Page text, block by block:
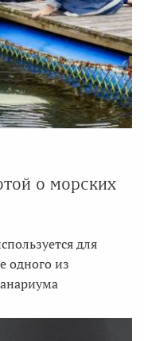
о морских
для
одного из